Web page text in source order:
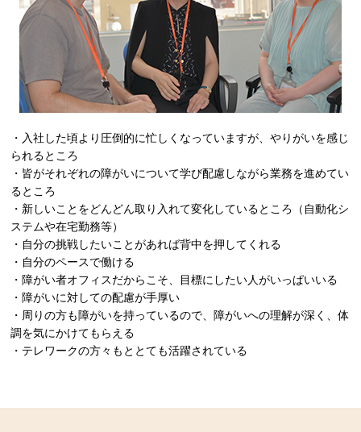
・入社した頃より圧倒的に忙しくなっていますが、やりがいを感じ
られるところ
・皆がそれぞれの障がいについて学び配慮しながら業務を進めてい
るところ
・新しいことをどんどん取り入れて変化しているところ（自動化シ
ステムや在宅勤務等）
・自分の挑戦したいことがあれば背中を押してくれる
・自分のペースで働ける
・障がい者オフィスだからこそ、目標にしたい人がいっぱいいる
・障がいに対しての配慮が手厚い
・周りの方も障がいを持っているので、障がいへの理解が深く、体
調を気にかけてもらえる
・テレワークの方々もととても活躍されている